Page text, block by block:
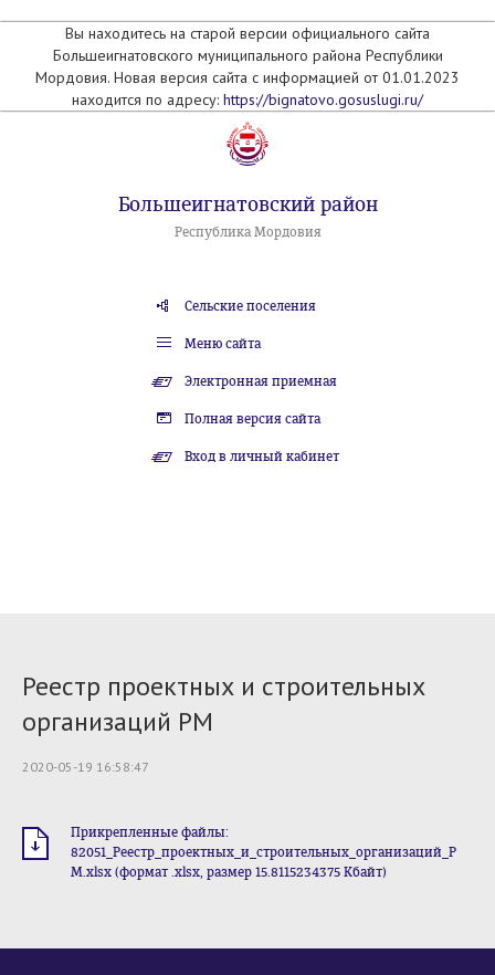
Вы находитесь на старой версии официального сайта
Большеигнатовского муниципального района Республики
Мордовия. Новая версия сайта с информацией от 01.01.2023
находится по адресу: https://bignatovo.gosuslugi.ru/
Большеигнатовский район
Республика Мордовия
Сельские поселения
Меню сайта
Электронная приемная
Полная версия сайта
Вход в личный кабинет
Реестр проектных и строительных
организаций РМ
2020-05-19 16:58:47
Прикрепленные файлы:
82051_Реестр_проектных_и_строительных_организаций_Р
М.xlsx (формат .xlsx, размер 15.8115234375 Кбайт)